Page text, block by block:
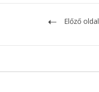
Előző oldal